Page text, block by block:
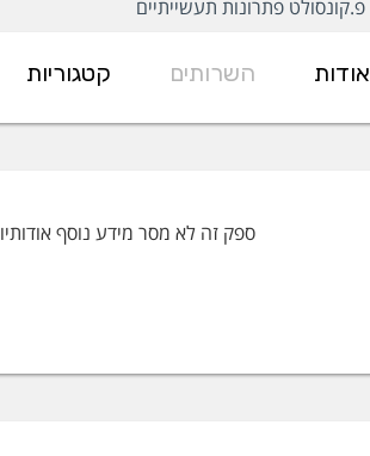
פ.קונסולט פתרונות תעשייתיים
אודות השרותים קטגוריות
ספק זה לא מסר מידע נוסף אודותיו